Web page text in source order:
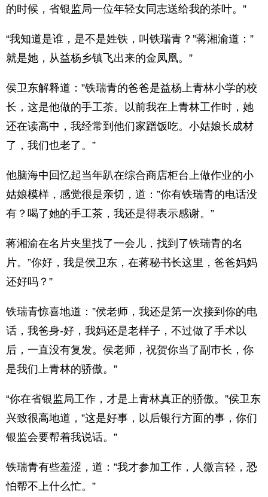
的时候，省银监局一位年轻女同志送给我的茶叶。”
“我知道是谁，是不是姓铁，叫铁瑞青？”蒋湘渝道：”
就是她，从益杨乡镇飞出来的金凤凰。”
侯卫东解释道：”铁瑞青的爸爸是益杨上青林小学的校
长，这是他做的手工茶。以前我在上青林工作时，她
还在读高中，我经常到他们家蹭饭吃。小姑娘长成材
了，我们也老了。”
他脑海中回忆起当年趴在综合商店柜台上做作业的小
姑娘模样，感觉很是亲切，道：”你有铁瑞青的电话没
有？喝了她的手工茶，我还是得表示感谢。”
蒋湘渝在名片夹里找了一会儿，找到了铁瑞青的名
片。”你好，我是侯卫东，在蒋秘书长这里，爸爸妈妈
还好吗？”
铁瑞青惊喜地道：”侯老师，我还是第一次接到你的电
话，我爸身-好，我妈还是老样子，不过做了手术以
后，一直没有复发。侯老师，祝贺你当了副巿长，你
是我们上青林的骄傲。”
“你在省银监局工作，才是上青林真正的骄傲。”侯卫东
兴致很高地道，”这是好事，以后银行方面的事，你们
银监会要帮着我说话。”
铁瑞青有些羞涩，道：”我才参加工作，人微言轻，恐
怕帮不上什么忙。”